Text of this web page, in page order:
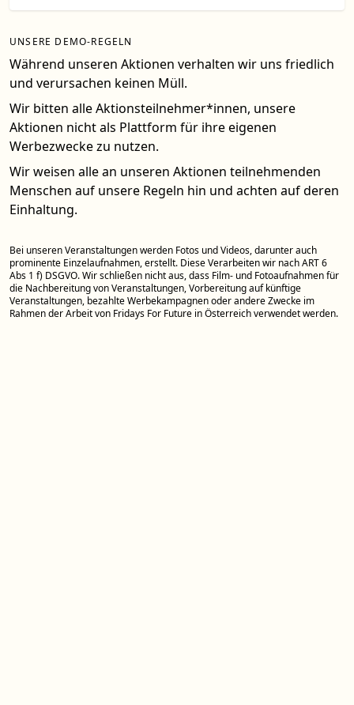
UNSERE DEMO-REGELN
Während unseren Aktionen verhalten wir uns friedlich
und verursachen keinen Müll.
Wir bitten alle Aktionsteilnehmer*innen, unsere
Aktionen nicht als Plattform für ihre eigenen
Werbezwecke zu nutzen.
Wir weisen alle an unseren Aktionen teilnehmenden
Menschen auf unsere Regeln hin und achten auf deren
Einhaltung.
Bei unseren Veranstaltungen werden Fotos und Videos, darunter auch
prominente Einzelaufnahmen, erstellt. Diese Verarbeiten wir nach ART 6
Abs 1 f) DSGVO. Wir schließen nicht aus, dass Film- und Fotoaufnahmen für
die Nachbereitung von Veranstaltungen, Vorbereitung auf künftige
Veranstaltungen, bezahlte Werbekampagnen oder andere Zwecke im
Rahmen der Arbeit von Fridays For Future in Österreich verwendet werden.